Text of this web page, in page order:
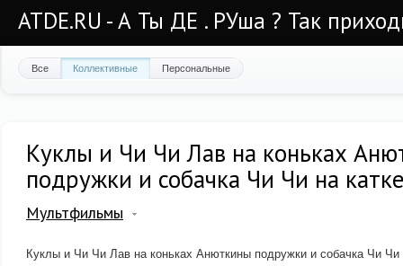
ATDE.RU - А Ты ДЕ . РУша ? Так
Все Коллективные Персональные
Куклы и Чи Чи Лав на коньках
подружки и собачка Чи Чи на
Мультфильмы
Куклы и Чи Чи Лав на коньках Анюткины подружки и собачка Чи Чи